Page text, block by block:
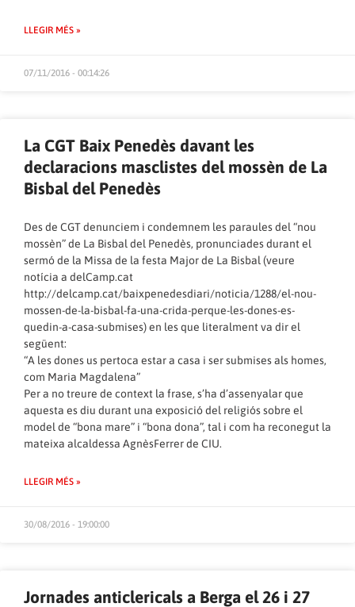
LLEGIR MÉS »
07/11/2016 - 00:14:26
La CGT Baix Penedès davant les
declaracions masclistes del mossèn de La
Bisbal del Penedès
Des de CGT denunciem i condemnem les paraules del “nou
mossèn” de La Bisbal del Penedès, pronunciades durant el
sermó de la Missa de la festa Major de La Bisbal (veure
notícia a delCamp.cat
http://delcamp.cat/baixpenedesdiari/noticia/1288/el-nou-
mossen-de-la-bisbal-fa-una-crida-perque-les-dones-es-
quedin-a-casa-submises) en les que literalment va dir el
següent:
“A les dones us pertoca estar a casa i ser submises als homes,
com Maria Magdalena”
Per a no treure de context la frase, s’ha d’assenyalar que
aquesta es diu durant una exposició del religiós sobre el
model de “bona mare” i “bona dona”, tal i com ha reconegut la
mateixa alcaldessa AgnèsFerrer de CIU.
LLEGIR MÉS »
30/08/2016 - 19:00:00
Jornades anticlericals a Berga el 26 i 27